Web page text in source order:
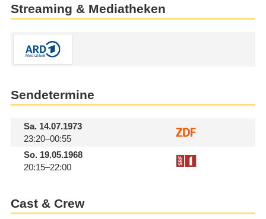
Streaming & Mediatheken
Sendetermine
Sa.14.07.1973
23:20–00:55
So.19.05.1968
20:15–22:00
Cast & Crew